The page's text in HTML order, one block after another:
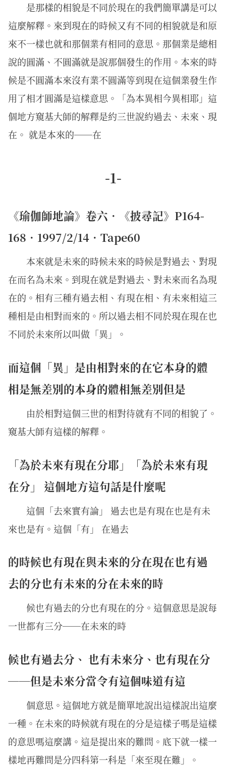
是那樣的相貌是不同於現在的我們簡單講是可以
這麼解釋。來到現在的時候又有不同的相貌就是和原
來不一樣也就和那個業有相同的意思。那個業是總相
說的圓滿、不圓滿就是說那個發生的作用。本來的時
候是不圓滿本來沒有業不圓滿等到現在這個業發生作
用了相才圓滿是這樣意思。「為本異相今異相耶」這
個地方窺基大師的解釋是約三世說約過去、未來、現
在。 就是本來的──在
-1-
《瑜伽師地論》卷六．《披尋記》P164-
168．1997/2/14．Tape60
本來就是未來的時候未來的時候是對過去、對現
在而名為未來。到現在就是對過去、對未來而名為現
在的。相有三種有過去相、有現在相、有未來相這三
種相是由相對而來的。所以過去相不同於現在現在也
不同於未來所以叫做「異」。
而這個「異」是由相對來的在它本身的體
相是無差別的本身的體相無差別但是
由於相對這個三世的相對待就有不同的相貌了。
窺基大師有這樣的解釋。
「為於未來有現在分耶」「為於未來有現
在分」 這個地方這句話是什麼呢
這個「去來實有論」 過去也是有現在也是有未
來也是有。這個「有」 在過去
的時候也有現在與未來的分在現在也有過
去的分也有未來的分在未來的時
候也有過去的分也有現在的分。這個意思是說每
一世都有三分──在未來的時
候也有過去分、 也有未來分、也有現在分
──但是未來分當令有這個味道有這
個意思。這個地方就是簡單地說出這樣說出這麼
一種。在未來的時候就有現在的分是這樣子嗎是這樣
的意思嗎這麼講。這是提出來的難問。底下就一樣一
樣地再難問是分四科第一科是「來至現在難」。